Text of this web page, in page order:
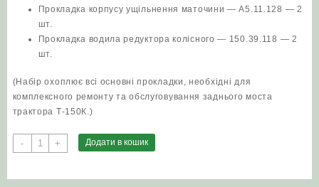
Прокладка корпусу ущільнення маточини — А5.11.128 — 2
шт.
Прокладка водила редуктора колісного — 150.39.118 — 2
шт.
(Набір охоплює всі основні прокладки, необхідні для
комплексного ремонту та обслуговування заднього моста
трактора Т‑150К.)
-
Ремкомплект
прокладок
+ Додати в кошик